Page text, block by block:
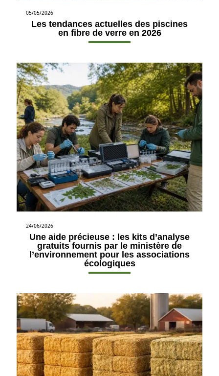
05/05/2026
Les tendances actuelles des piscines
en fibre de verre en 2026
24/06/2026
Une aide précieuse : les kits d’analyse
gratuits fournis par le ministère de
l’environnement pour les associations
écologiques